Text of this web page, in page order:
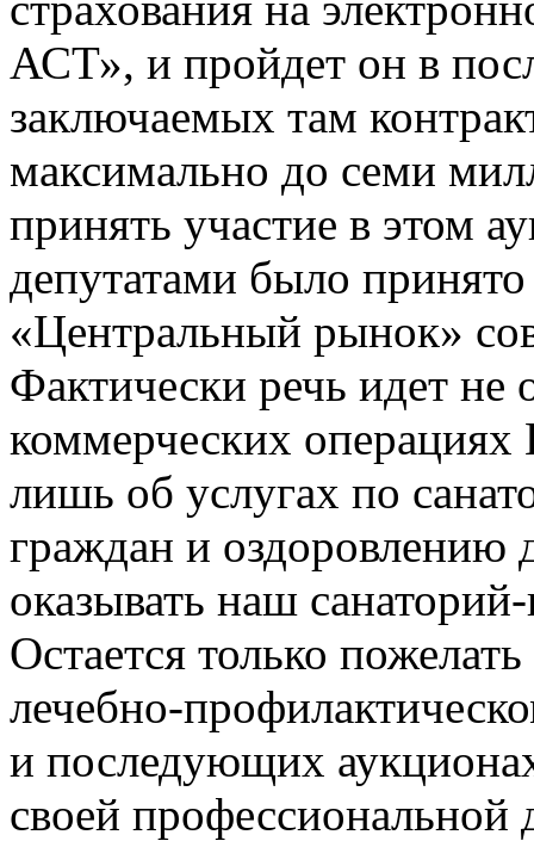
АСТ», и пройдет он в
заключаемых там
максимально до семи
принять участие в этом
депутатами было
«Центральный рынок»
Фактически речь идет не
коммерческих операциях
лишь об услугах по
граждан и оздоровлению
оказывать наш
Остается только
лечебно-
и последующих
своей профессиональной